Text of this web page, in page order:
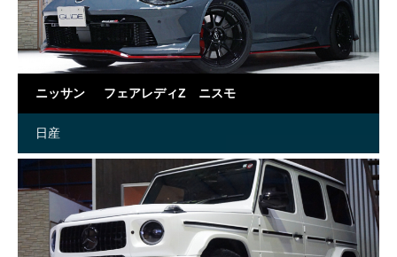
ニッサン フェアレディZ ニスモ
日産